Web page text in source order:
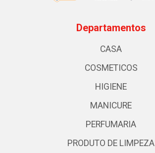
Departamentos
CASA
COSMETICOS
HIGIENE
MANICURE
PERFUMARIA
PRODUTO DE LIMPEZA